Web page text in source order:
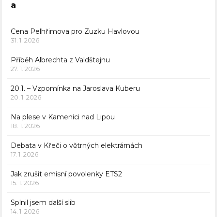
a
Cena Pelhřimova pro Zuzku Havlovou
31. 1. 2026
Příběh Albrechta z Valdštejnu
27. 1. 2026
20.1. – Vzpomínka na Jaroslava Kuberu
20. 1. 2026
Na plese v Kamenici nad Lipou
18. 1. 2026
Debata v Křeči o větrných elektrárnách
17. 1. 2026
Jak zrušit emisní povolenky ETS2
15. 1. 2026
Splnil jsem další slib
14. 1. 2026